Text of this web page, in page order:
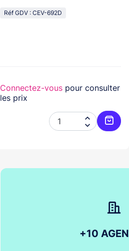
Réf GDV : CEV-692D
Connectez-vous pour consulter
les prix


+10